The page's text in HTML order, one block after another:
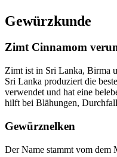
Gewürzkunde
Zimt Cinnamom
Zimt ist in Sri Lanka, Birma
Sri Lanka produziert die
verwendet und hat eine
hilft bei Blähungen,
Gewürznelken
Der Name stammt vom dem